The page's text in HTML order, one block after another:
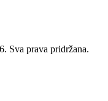
Sva prava pridržana.